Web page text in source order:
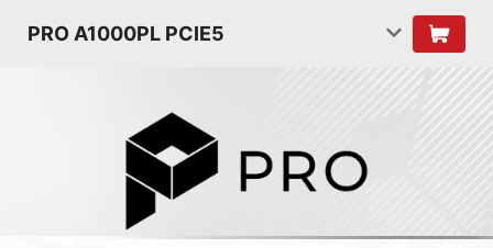
PRO A1000PL PCIE5